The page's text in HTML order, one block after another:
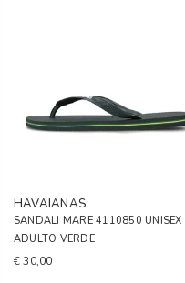
HAVAIANAS
SANDALI MARE 4110850 UNISEX
ADULTO VERDE
€ 30,00